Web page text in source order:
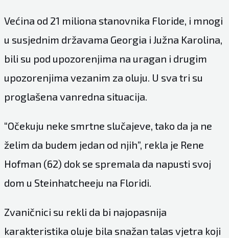
Većina od 21 miliona stanovnika Floride, i mnogi
u susjednim državama Georgia i Južna Karolina,
bili su pod upozorenjima na uragan i drugim
upozorenjima vezanim za oluju. U sva tri su
proglašena vanredna situacija.
“Očekuju neke smrtne slučajeve, tako da ja ne
želim da budem jedan od njih”, rekla je Rene
Hofman (62) dok se spremala da napusti svoj
dom u Steinhatcheeju na Floridi.
Zvaničnici su rekli da bi najopasnija
karakteristika oluje bila snažan talas vjetra koji